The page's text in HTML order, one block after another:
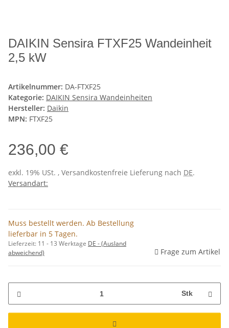
DAIKIN Sensira FTXF25 Wandeinheit
2,5 kW
Artikelnummer: DA-FTXF25
Kategorie: DAIKIN Sensira Wandeinheiten
Hersteller: Daikin
MPN: FTXF25
236,00 €
exkl. 19% USt. , Versandkostenfreie Lieferung nach DE.
Versandart:
Muss bestellt werden. Ab Bestellung
lieferbar in 5 Tagen.
Lieferzeit: 11 - 13 Werktage DE - (Ausland
abweichend)
Frage zum Artikel
Stk